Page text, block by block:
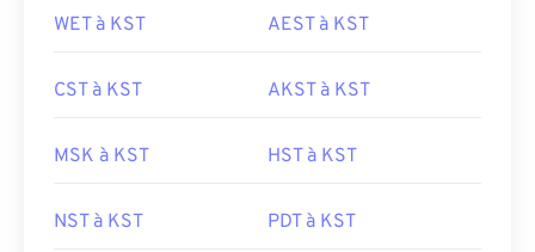
WET à KST AEST à KST
CST à KST AKST à KST
MSK à KST HST à KST
NST à KST PDT à KST